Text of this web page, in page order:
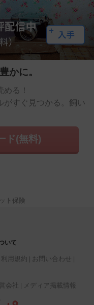
かに。
る！
がすぐ見つかる。飼い
ド(無料)
ト保険
いて
利用規約
お問い合わせ
会社 メディア掲載情報